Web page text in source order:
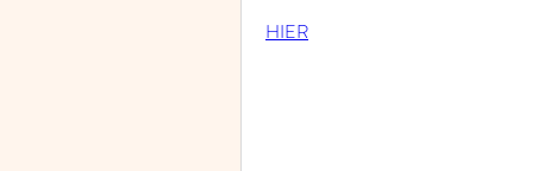
HIER